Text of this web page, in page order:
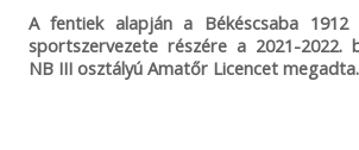
A fentiek alapján a Békéscsaba
sportszervezete részére a 2021-2022.
NB III osztályú Amatőr Licencet megadta.